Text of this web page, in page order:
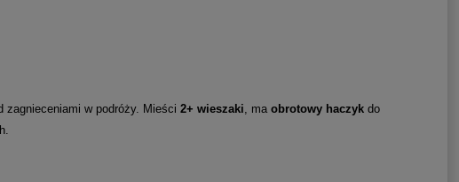
w podróży. Mieści 2+ wieszaki, ma obrotowy haczykdo